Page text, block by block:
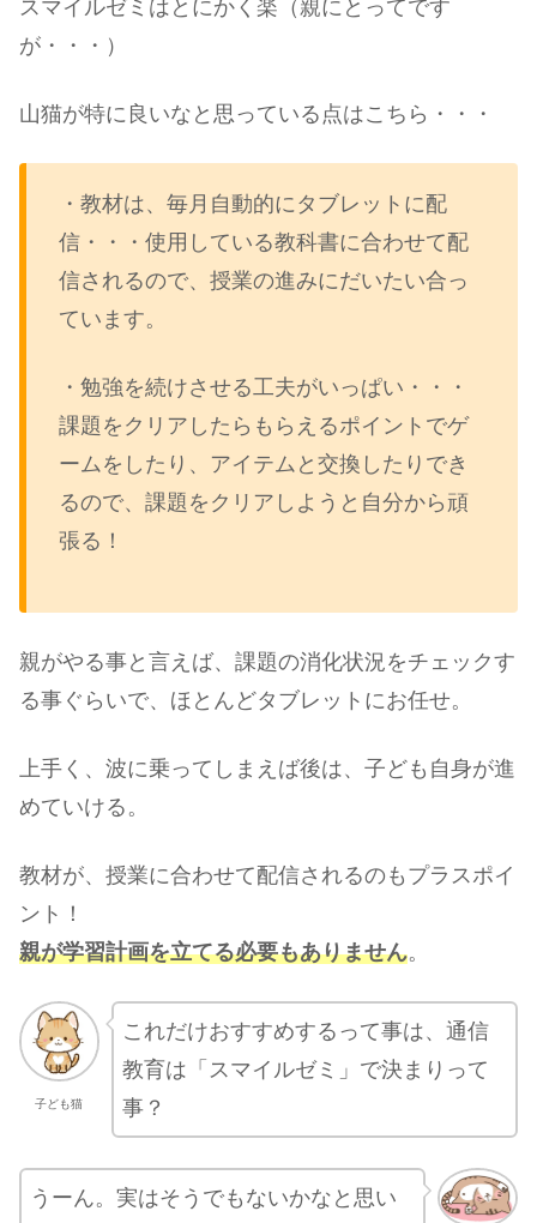
スマイルゼミはとにかく楽（親にとってです
が・・・）
山猫が特に良いなと思っている点はこちら・・・
・教材は、毎月自動的にタブレットに配
信・・・使用している教科書に合わせて配
信されるので、授業の進みにだいたい合っ
ています。
・勉強を続けさせる工夫がいっぱい・・・
課題をクリアしたらもらえるポイントでゲ
ームをしたり、アイテムと交換したりでき
るので、課題をクリアしようと自分から頑
張る！
親がやる事と言えば、課題の消化状況をチェックす
る事ぐらいで、ほとんどタブレットにお任せ。
上手く、波に乗ってしまえば後は、子ども自身が進
めていける。
教材が、授業に合わせて配信されるのもプラスポイ
ント！
親が学習計画を立てる必要もありません。
子ども猫
これだけおすすめするって事は、通信
教育は「スマイルゼミ」で決まりって
事？
うーん。実はそうでもないかなと思い